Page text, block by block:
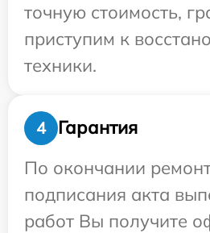
точную стоимость,
приступим к
техники.
4
Гарантия
По окончании
подписания акта
работ Вы получите